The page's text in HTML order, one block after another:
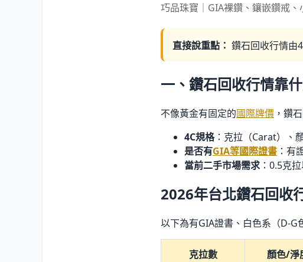
巧品珠寶｜GIA裸鑽、鑲嵌鑽戒
直接說重點： 鑽石回收行情由
一、鑽石回收行情靠
不像黃金有固定的國際牌價 ，鑽
4C規格：克拉（Carat）、
是否有GIA等國際證書 ：有
當前二手市場需求 ：0.5克
2026年台北鑽石回收
以下為有GIA證書、白色系（D-G
克拉數 顏色/淨